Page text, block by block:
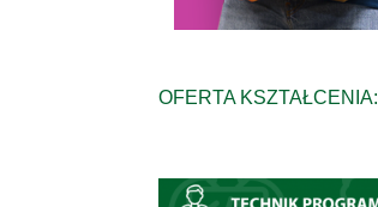
OFERTA KSZTAŁCENIA: